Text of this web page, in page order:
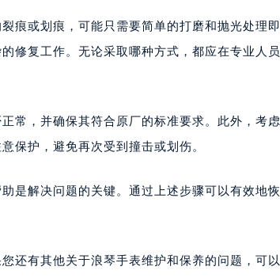
痕或划痕，可能只需要简单的打磨和抛光处理即
修复工作。无论采取哪种方式，都应在专业人
常，并确保其符合原厂的标准要求。此外，考
保护，避免再次受到撞击或划伤。
是解决问题的关键。通过上述步骤可以有效地
还有其他关于浪琴手表维护和保养的问题，可